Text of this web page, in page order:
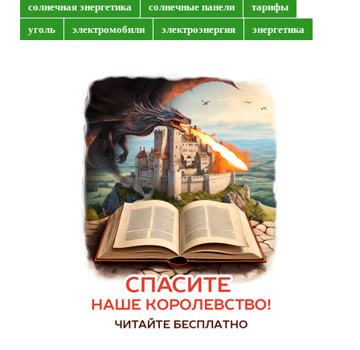
солнечная энергетика
солнечные панели
тарифы
уголь
электромобили электроэнергия энергетика